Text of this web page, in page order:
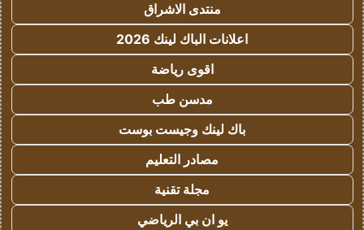
منتدى الاشراق
اعلانات الباك لينك 2026
اقوى رياضة
مدسن طب
باك لينك وجيست بوست
مصادر التعليم
مجلة تقنية
يو ان بي الرياضي